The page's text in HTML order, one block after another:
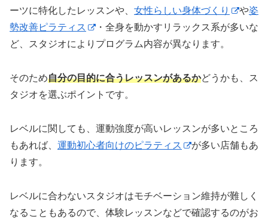
ーツに特化したレッスンや、 女性らしい身体づくり や姿
勢改善ピラティス
・全身を動かすリラックス系が多いな
ど、スタジオによりプログラム内容が異なります。
そのため自分の目的に合うレッスンがあるかどうかも、ス
タジオを選ぶポイントです。
レベルに関しても、運動強度が高いレッスンが多いところ
もあれば、 運動初心者向けのピラティス
が多い店舗もあ
ります。
レベルに合わないスタジオはモチベーション維持が難しく
なることもあるので、体験レッスンなどで確認するのがお